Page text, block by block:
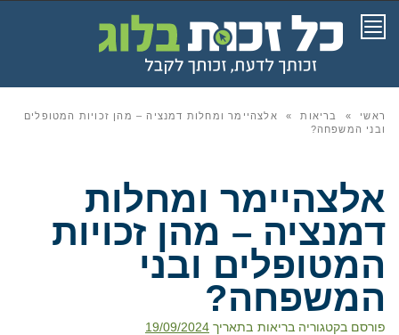
תפריט
ראשי » בריאות »
אלצהיימר ומחלות דמנציה – מהן זכויות המטופלים
ובני המשפחה?
אלצהיימר ומחלות
דמנציה – מהן זכויות
המטופלים ובני
המשפחה?
פורסם בקטגוריה בריאות בתאריך 19/09/2024